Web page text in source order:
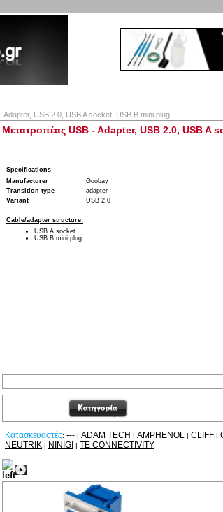
: Adapter, USB 2.0, USB A socket, USB B mini plug
Μετατροπέας USB - Adapter, USB 2.0, USB A
Specifications
Manufacturer
Goobay
Transition type
adapter
Variant
USB 2.0
Cable/adapter structure:
USB A socket
USB B mini plug
Κατασκευαστές: --- | ADAM TECH | AMPHENOL | CLIFF |
NEUTRIK | NINIGI | TE CONNECTIVITY